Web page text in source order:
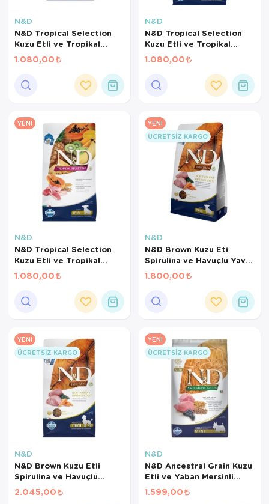
N&D
N&D Tropical Selection
Kuzu Etli ve Tropikal
Meyveli Kısırlaştırılmış
Kedi Maması 1,5 Kg
1.080,00
N&D
N&D Tropical Selection
Kuzu Etli ve Tropikal
Meyveli Mini Irk Yetişkin
Köpek Maması 1,5 Kg
1.080,00
YENI
N&D
N&D Tropical Selection
Kuzu Etli ve Tropikal
Meyveli Mini Irk Yavru
Köpek Maması 1,5 Kg
1.080,00
YENI
ÜCRETSIZ KARGO
N&D
N&D Brown Kuzu Eti
Spirulina ve Havuçlu Yavru
Köpek Maması 1,5 Kg
1.800,00
YENI
ÜCRETSIZ KARGO
N&D
N&D Brown Kuzu Etli
Spirulina ve Havuçlu
Küçük Irk Yetişkin Köpek
Maması 2 Kg
2.045,00
YENI
ÜCRETSIZ KARGO
N&D
N&D Ancestral Grain Kuzu
Etli ve Yaban Mersinli
Küçük Irk Ata Tahıllı
Yetişkin Köpek Maması 2,5
1.599,00